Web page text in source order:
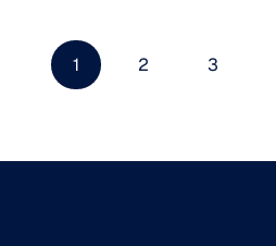
1 2 3